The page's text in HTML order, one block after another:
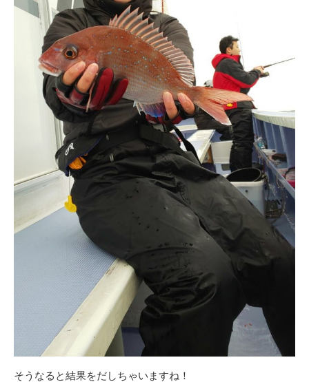
そうなると結果をだしちゃいますね！